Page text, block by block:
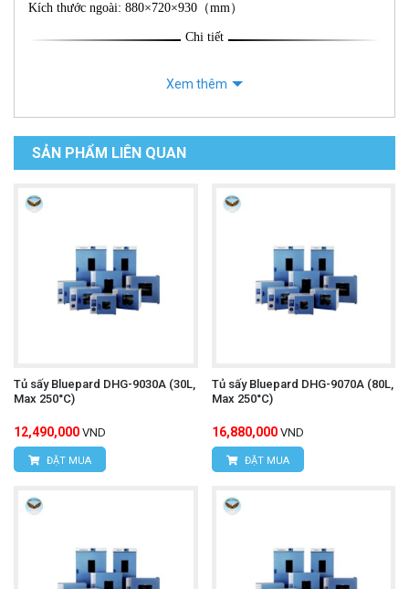
Kích thước ngoài: 880×720×930（mm）
Chi tiết
Xem thêm
SẢN PHẨM LIÊN QUAN
Tủ sấy Bluepard DHG-9030A (30L,
Max 250°C)
12,490,000 VND
ĐẶT MUA
Tủ sấy Bluepard DHG-9070A (80L,
Max 250°C)
16,880,000 VND
ĐẶT MUA